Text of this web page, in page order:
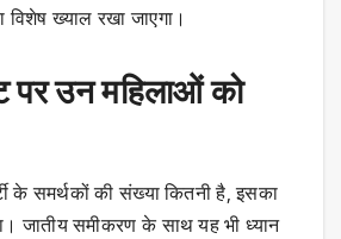
विशेष ख्याल रखा जाएगा।
पर उन महिलाओं को
के समर्थकों की संख्या कितनी है, इसका
जातीय समीकरण के साथ यह भी ध्यान